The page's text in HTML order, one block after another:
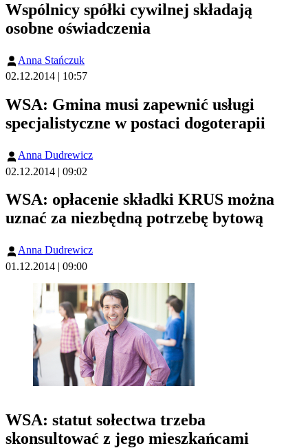
Wspólnicy spółki cywilnej składają
osobne oświadczenia
Anna Stańczuk
02.12.2014 | 10:57
WSA: Gmina musi zapewnić usługi
specjalistyczne w postaci dogoterapii
Anna Dudrewicz
02.12.2014 | 09:02
WSA: opłacenie składki KRUS można
uznać za niezbędną potrzebę bytową
Anna Dudrewicz
01.12.2014 | 09:00
WSA: statut sołectwa trzeba
skonsultować z jego mieszkańcami